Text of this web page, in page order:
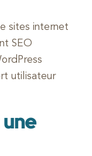
sites internet
SEO
utilisateur